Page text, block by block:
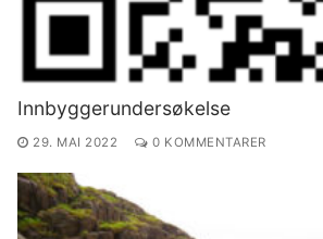
Innbyggerundersøkelse
29. MAI 2022 0 KOMMENTARER